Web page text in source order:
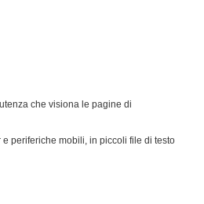
che visiona le pagine di
periferiche mobili, in piccoli file di testo